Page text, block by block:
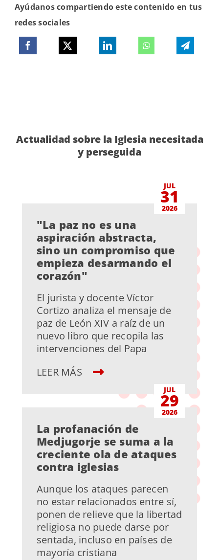
Ayúdanos compartiendo este contenido en tus
redes sociales
Actualidad sobre la Iglesia necesitada
y perseguida
JUL
31
2026
"La paz no es una
aspiración abstracta,
sino un compromiso que
empieza desarmando el
corazón"
El jurista y docente Víctor
Cortizo analiza el mensaje de
paz de León XIV a raíz de un
nuevo libro que recopila las
intervenciones del Papa
LEER MÁS
JUL
29
2026
La profanación de
Medjugorje se suma a la
creciente ola de ataques
contra iglesias
Aunque los ataques parecen
no estar relacionados entre sí,
ponen de relieve que la libertad
religiosa no puede darse por
sentada, incluso en países de
mayoría cristiana